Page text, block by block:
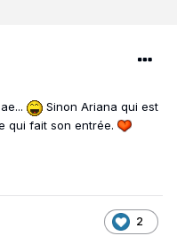
Sinon Ariana qui est
qui fait son entrée.
2